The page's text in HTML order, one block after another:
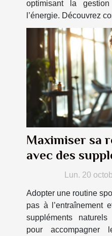
optimisant la
l’énergie. Découvrez
Maximiser sa
avec des
naturelsLun. 20
Adopter une routine
pas à l’entraînement
suppléments
pour accompagner